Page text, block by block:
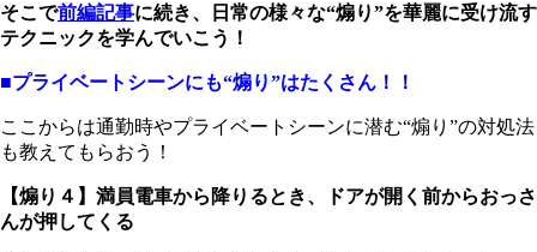
そこで前編記事に続き、日常の様々な“煽り”を華麗に受け流す
テクニックを学んでいこう！
■プライベートシーンにも“煽り”はたくさん！！
ここからは通勤時やプライベートシーンに潜む“煽り”の対処法
も教えてもらおう！
【煽り４】満員電車から降りるとき、ドアが開く前からおっさ
んが押してくる